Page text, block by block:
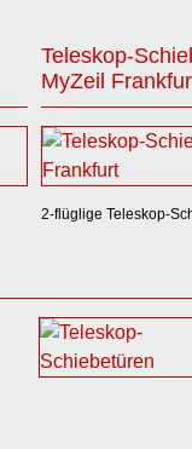
Teleskop-
MyZeil
2-flüglige Teleskop-